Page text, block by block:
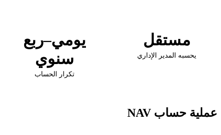
مستقل
يحسبه المدير الإداري
يومي–ربع
سنوي
تكرار الحساب
عملية حساب NAV